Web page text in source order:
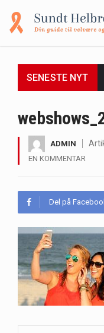
SENESTE NYT
ADMIN
EN KOMMENTAR
Del på